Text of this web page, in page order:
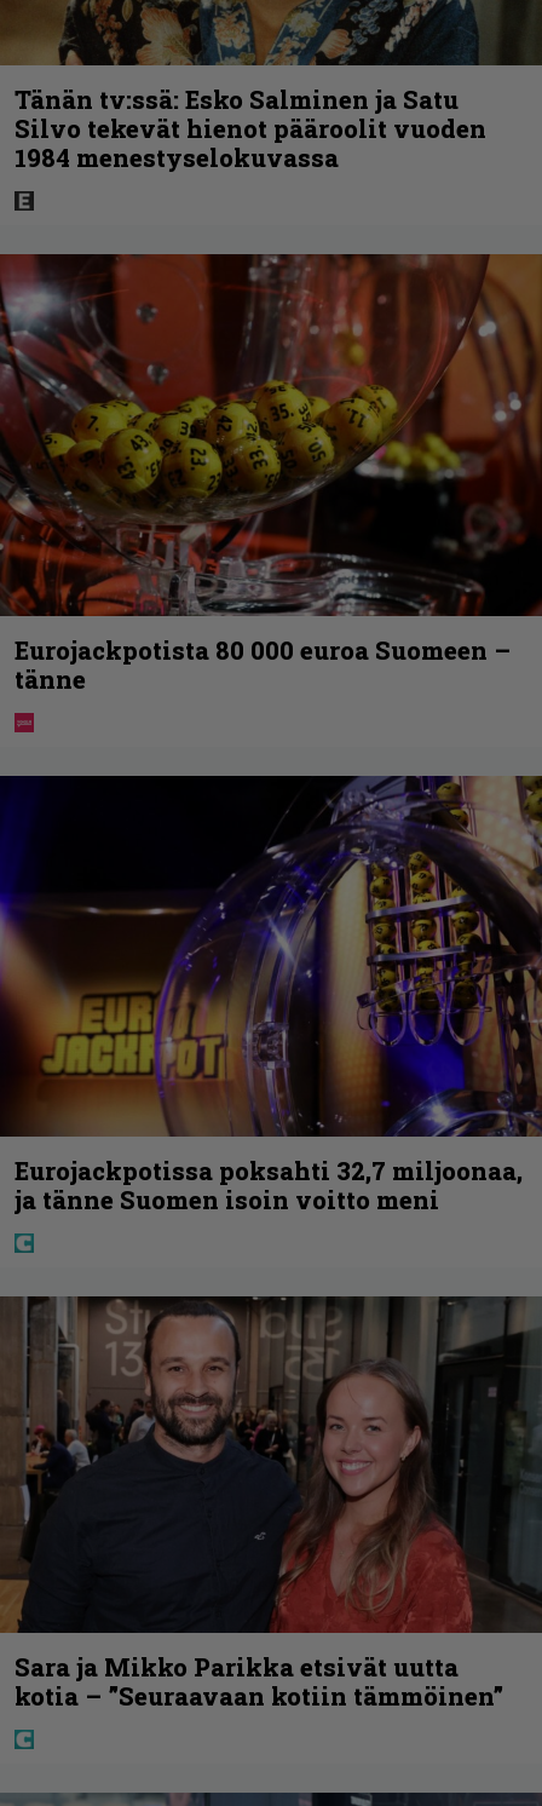
Tänän tv:ssä: Esko Salminen ja Satu
Silvo tekevät hienot pääroolit vuoden
1984 menestyselokuvassa
Eurojackpotista 80 000 euroa Suomeen –
tänne
Eurojackpotissa poksahti 32,7 miljoonaa,
ja tänne Suomen isoin voitto meni
Sara ja Mikko Parikka etsivät uutta
kotia – ”Seuraavaan kotiin tämmöinen”